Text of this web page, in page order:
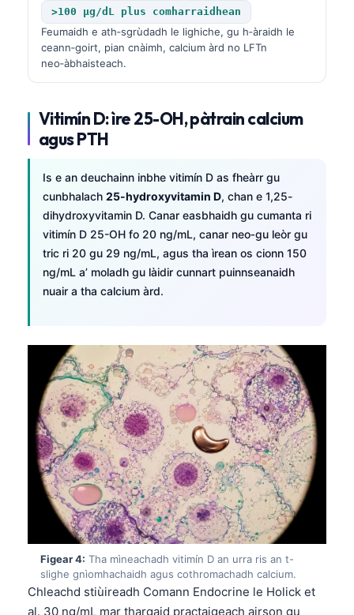
>100 µg/dL plus comharraidhean
Feumaidh e ath‑sgrùdadh le lighiche, gu h‑àraidh le
ceann‑goirt, pian cnàimh, calcium àrd no LFTn
neo‑àbhaisteach.
Vitimín D: ìre 25-OH, pàtrain calcium
agus PTH
Is e an deuchainn inbhe vitimín D as fheàrr gu
cunbhalach 25-hydroxyvitamin D, chan e 1,25-
dihydroxyvitamin D. Canar easbhaidh gu cumanta ri
vitimín D 25-OH fo 20 ng/mL, canar neo‑gu leòr gu
tric ri 20 gu 29 ng/mL, agus tha ìrean os cionn 150
ng/mL a’ moladh gu làidir cunnart puinnseanaidh
nuair a tha calcium àrd.
Figear 4: Tha mìneachadh vitimín D an urra ris an t-
slighe gnìomhachaidh agus cothromachadh calcium.
Chleachd stiùireadh Comann Endocrine le Holick et
al. 30 ng/mL mar thargaid practaigeach airson gu